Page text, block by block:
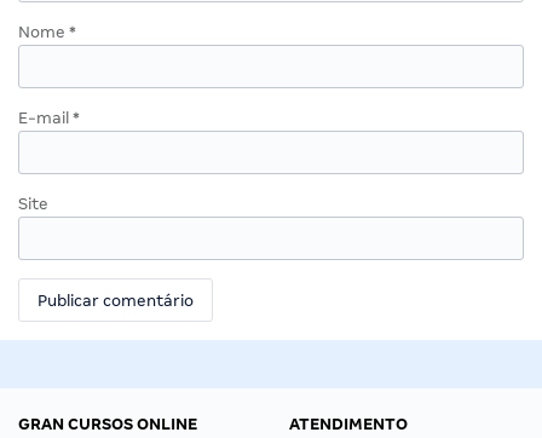
Nome *
E-mail *
Site
GRAN CURSOS ONLINE
ATENDIMENTO